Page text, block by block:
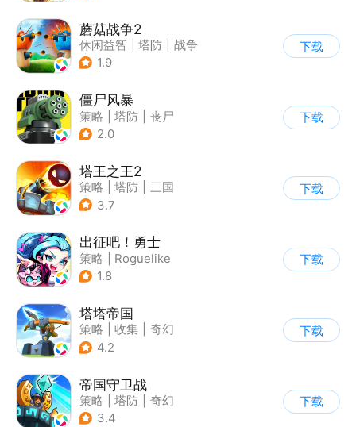
蘑菇战争2
休闲益智 塔防
战争
| 战术竞技
1.9
下载
僵尸风暴
策略 塔防
丧尸
| 卡通
2.0
下载
塔王之王2
策略 塔防
三国
| 中国风
3.7
下载
出征吧！勇士
策略
Roguelike
| 末日
1.8
下载
塔塔帝国
策略 收集
奇幻
| 卡通
4.2
下载
帝国守卫战
策略 塔防
奇幻
| 卡通
3.4
下载